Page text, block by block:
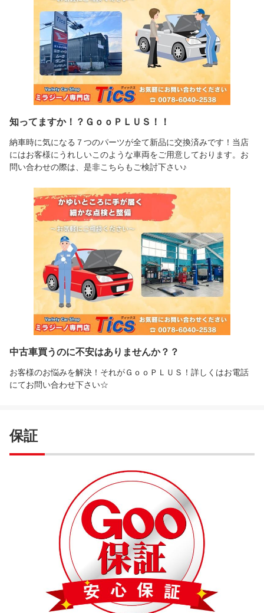
知ってますか！？ＧｏｏＰＬＵＳ！！
納車時に気になる７つのパーツが全て新品に交換済みです！当店
にはお客様にうれしいこのような車両をご用意しております。お
問い合わせの際は、是非こちらもご検討下さい♪
中古車買うのに不安はありませんか？？
お客様のお悩みを解決！それがＧｏｏＰＬＵＳ！詳しくはお電話
にてお問い合わせ下さい☆
保証